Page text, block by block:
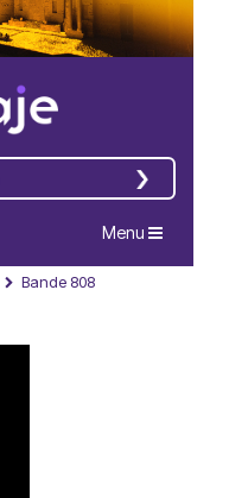
Navigation
Menu
Bande 808